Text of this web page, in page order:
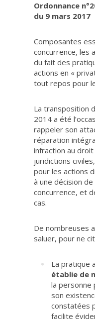
Ordonnance
du 9 mars 2017
Composantes
concurrence, les
du fait des
actions en «
tout repos pour
La transposition
2014 a été
rappeler son
réparation
infraction au
juridictions
pour les actions
à une décision
concurrence, et
cas.
De nombreuses
saluer, pour ne
La pratique
établie de
la personne
son
constatées
facilite